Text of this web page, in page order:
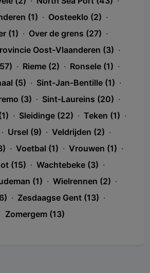
(1) · Oosteeklo (2) ·
(1) · Over de grens (27) ·
Oost-Vlaanderen (3) ·
· Rieme (2) · Ronsele (1) ·
(5) · Sint-Jan-Bentille (1) ·
(3) · Sint-Laureins (20) ·
· Sleidinge (22) · Teken (1) ·
· Ursel (9) · Veldrijden (2) ·
· Voetbal (1) · Vrouwen (1) ·
(15) · Wachtebeke (3) ·
(1) · Wielrennen (2) ·
· Zesdaagse Gent (13) ·
Zomergem (13)